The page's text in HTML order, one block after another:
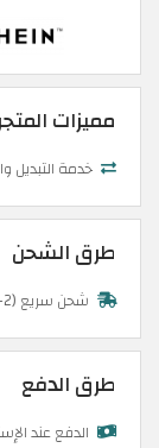
مميزات
خدمة التبديل
طرق الشحن
شحن سريع (2-4 أيام عمل)
طرق الدفع
الدفع عند